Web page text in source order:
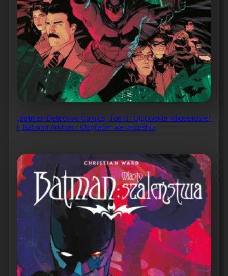
„Batman Detective Comics, Tom 1: Ojcowskie miłosierdzie”
i „Batman Arkham: Clayface” we wrześniu